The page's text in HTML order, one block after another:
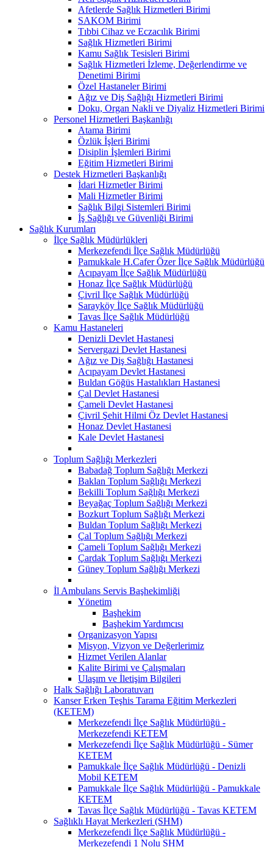
Afetlerde Sağlık Hizmetleri Birimi
SAKOM Birimi
Tıbbi Cihaz ve Eczacılık Birimi
Sağlık Hizmetleri Birimi
Kamu Sağlık Tesisleri Birimi
Sağlık Hizmetleri İzleme, Değerlendirme ve
Denetimi Birimi
Özel Hastaneler Birimi
Ağız ve Diş Sağlığı Hizmetleri Birimi
Doku, Organ Nakli ve Diyaliz Hizmetleri Birimi
Personel Hizmetleri Başkanlığı
Atama Birimi
Özlük İşleri Birimi
Disiplin İşlemleri Birimi
Eğitim Hizmetleri Birimi
Destek Hizmetleri Başkanlığı
İdari Hizmetler Birimi
Mali Hizmetler Birimi
Sağlık Bilgi Sistemleri Birimi
İş Sağlığı ve Güvenliği Birimi
Sağlık Kurumları
İlçe Sağlık Müdürlükleri
Merkezefendi İlçe Sağlık Müdürlüğü
Pamukkale H.Cafer Özer İlçe Sağlık Müdürlüğü
Acıpayam İlçe Sağlık Müdürlüğü
Honaz İlçe Sağlık Müdürlüğü
Çivril İlçe Sağlık Müdürlüğü
Sarayköy İlçe Sağlık Müdürlüğü
Tavas İlçe Sağlık Müdürlüğü
Kamu Hastaneleri
Denizli Devlet Hastanesi
Servergazi Devlet Hastanesi
Ağız ve Diş Sağlığı Hastanesi
Acıpayam Devlet Hastanesi
Buldan Göğüs Hastalıkları Hastanesi
Çal Devlet Hastanesi
Çameli Devlet Hastanesi
Çivril Şehit Hilmi Öz Devlet Hastanesi
Honaz Devlet Hastanesi
Kale Devlet Hastanesi
Toplum Sağlığı Merkezleri
Babadağ Toplum Sağlığı Merkezi
Baklan Toplum Sağlığı Merkezi
Bekilli Toplum Sağlığı Merkezi
Beyağaç Toplum Sağlığı Merkezi
Bozkurt Toplum Sağlığı Merkezi
Buldan Toplum Sağlığı Merkezi
Çal Toplum Sağlığı Merkezi
Çameli Toplum Sağlığı Merkezi
Çardak Toplum Sağlığı Merkezi
Güney Toplum Sağlığı Merkezi
İl Ambulans Servis Başhekimliği
Yönetim
Başhekim
Başhekim Yardımcısı
Organizasyon Yapısı
Misyon, Vizyon ve Değerlerimiz
Hizmet Verilen Alanlar
Kalite Birimi ve Çalışmaları
Ulaşım ve İletişim Bilgileri
Halk Sağlığı Laboratuvarı
Kanser Erken Teşhis Tarama Eğitim Merkezleri
(KETEM)
Merkezefendi İlçe Sağlık Müdürlüğü -
Merkezefendi KETEM
Merkezefendi İlçe Sağlık Müdürlüğü - Sümer
KETEM
Pamukkale İlçe Sağlık Müdürlüğü - Denizli
Mobil KETEM
Pamukkale İlçe Sağlık Müdürlüğü - Pamukkale
KETEM
Tavas İlçe Sağlık Müdürlüğü - Tavas KETEM
Sağlıklı Hayat Merkezleri (SHM)
Merkezefendi İlçe Sağlık Müdürlüğü -
Merkezefendi 1 Nolu SHM